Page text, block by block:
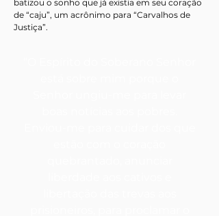
batizou o sonho que já existia em seu coração
de “caju”, um acrônimo para “Carvalhos de
Justiça”.